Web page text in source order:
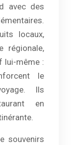
avec des
locaux,
régionale,
lui-même :
le
Ils
en
souvenirs